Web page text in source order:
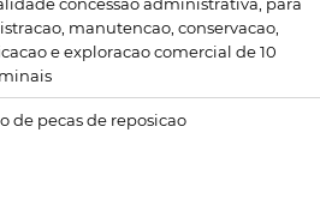
manutencao, conservacao,
e exploracao comercial de 10
de pecas de reposicao